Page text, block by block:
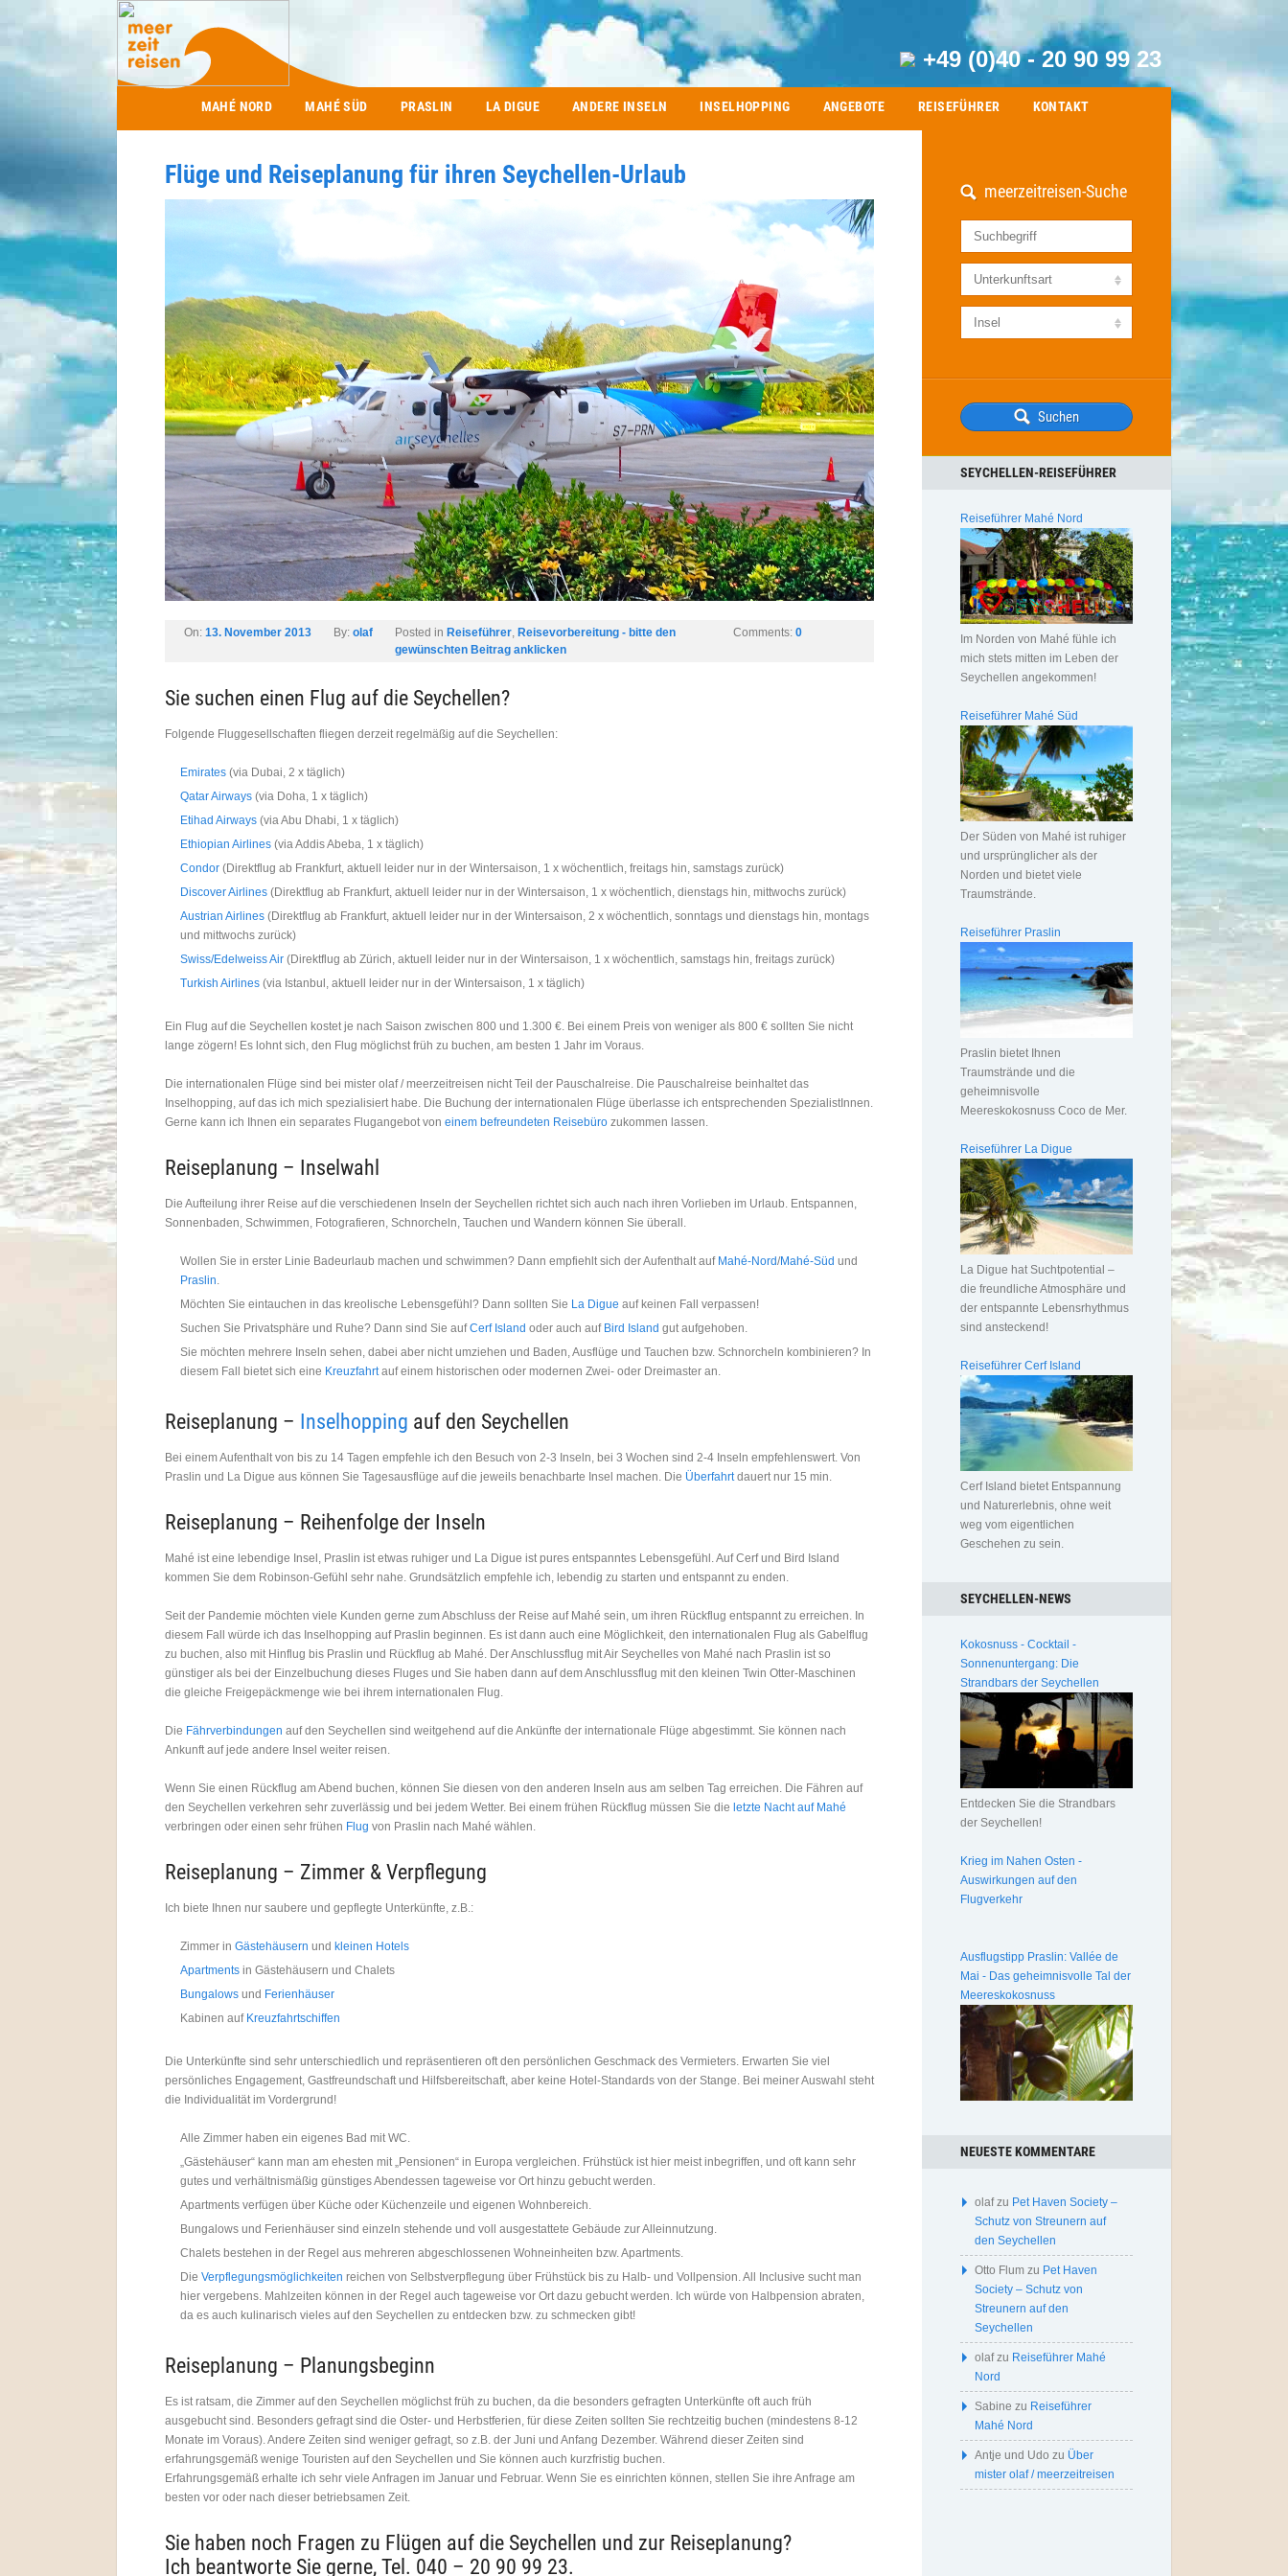
+49 (0)40 - 20 90 99 23
MAHÉ NORD MAHÉ SÜD PRASLIN LA DIGUE ANDERE INSELN INSELHOPPING ANGEBOTE REISEFÜHRER KONTAKT
Flüge und Reiseplanung für ihren Seychellen-Urlaub
On: 13. November 2013 By: olaf Posted in Reiseführer, Reisevorbereitung - bitte den
gewünschten Beitrag anklicken
Comments: 0
Sie suchen einen Flug auf die Seychellen?
Folgende Fluggesellschaften fliegen derzeit regelmäßig auf die Seychellen:
Emirates (via Dubai, 2 x täglich)
Qatar Airways (via Doha, 1 x täglich)
Etihad Airways (via Abu Dhabi, 1 x täglich)
Ethiopian Airlines (via Addis Abeba, 1 x täglich)
Condor (Direktflug ab Frankfurt, aktuell leider nur in der Wintersaison, 1 x wöchentlich, freitags hin, samstags zurück)
Discover Airlines (Direktflug ab Frankfurt, aktuell leider nur in der Wintersaison, 1 x wöchentlich, dienstags hin, mittwochs zurück)
Austrian Airlines (Direktflug ab Frankfurt, aktuell leider nur in der Wintersaison, 2 x wöchentlich, sonntags und dienstags hin, montags
und mittwochs zurück)
Swiss/Edelweiss Air (Direktflug ab Zürich, aktuell leider nur in der Wintersaison, 1 x wöchentlich, samstags hin, freitags zurück)
Turkish Airlines (via Istanbul, aktuell leider nur in der Wintersaison, 1 x täglich)
Ein Flug auf die Seychellen kostet je nach Saison zwischen 800 und 1.300 €. Bei einem Preis von weniger als 800 € sollten Sie nicht
lange zögern! Es lohnt sich, den Flug möglichst früh zu buchen, am besten 1 Jahr im Voraus.
Die internationalen Flüge sind bei mister olaf / meerzeitreisen nicht Teil der Pauschalreise. Die Pauschalreise beinhaltet das
Inselhopping, auf das ich mich spezialisiert habe. Die Buchung der internationalen Flüge überlasse ich entsprechenden SpezialistInnen.
Gerne kann ich Ihnen ein separates Flugangebot von einem befreundeten Reisebüro zukommen lassen.
Reiseplanung – Inselwahl
Die Aufteilung ihrer Reise auf die verschiedenen Inseln der Seychellen richtet sich auch nach ihren Vorlieben im Urlaub. Entspannen,
Sonnenbaden, Schwimmen, Fotografieren, Schnorcheln, Tauchen und Wandern können Sie überall.
Wollen Sie in erster Linie Badeurlaub machen und schwimmen? Dann empfiehlt sich der Aufenthalt auf Mahé-Nord/Mahé-Süd und
Praslin.
Möchten Sie eintauchen in das kreolische Lebensgefühl? Dann sollten Sie La Digue auf keinen Fall verpassen!
Suchen Sie Privatsphäre und Ruhe? Dann sind Sie aufCerf Island oder auch auf Bird Island gut aufgehoben.
Sie möchten mehrere Inseln sehen, dabei aber nicht umziehen und Baden, Ausflüge und Tauchen bzw. Schnorcheln kombinieren? In
diesem Fall bietet sich eine Kreuzfahrtauf einem historischen oder modernen Zwei- oder Dreimaster an.
Reiseplanung – Inselhopping auf den Seychellen
Bei einem Aufenthalt von bis zu 14 Tagen empfehle ich den Besuch von 2-3 Inseln, bei 3 Wochen sind 2-4 Inseln empfehlenswert. Von
Praslin und La Digue aus können Sie Tagesausflüge auf die jeweils benachbarte Insel machen. Die Überfahrtdauert nur 15 min.
Reiseplanung – Reihenfolge der Inseln
Mahé ist eine lebendige Insel, Praslin ist etwas ruhiger und La Digue ist pures entspanntes Lebensgefühl. Auf Cerf und Bird Island
kommen Sie dem Robinson-Gefühl sehr nahe. Grundsätzlich empfehle ich, lebendig zu starten und entspannt zu enden.
Seit der Pandemie möchten viele Kunden gerne zum Abschluss der Reise auf Mahé sein, um ihren Rückflug entspannt zu erreichen. In
diesem Fall würde ich das Inselhopping auf Praslin beginnen. Es ist dann auch eine Möglichkeit, den internationalen Flug als Gabelflug
zu buchen, also mit Hinflug bis Praslin und Rückflug ab Mahé. Der Anschlussflug mit Air Seychelles von Mahé nach Praslin ist so
günstiger als bei der Einzelbuchung dieses Fluges und Sie haben dann auf dem Anschlussflug mit den kleinen Twin Otter-Maschinen
die gleiche Freigepäckmenge wie bei ihrem internationalen Flug.
Die Fährverbindungen auf den Seychellen sind weitgehend auf die Ankünfte der internationale Flüge abgestimmt. Sie können nach
Ankunft auf jede andere Insel weiter reisen.
Wenn Sie einen Rückflug am Abend buchen, können Sie diesen von den anderen Inseln aus am selben Tag erreichen. Die Fähren auf
den Seychellen verkehren sehr zuverlässig und bei jedem Wetter. Bei einem frühen Rückflug müssen Sie die letzte Nacht auf Mahé
verbringen oder einen sehr frühen Flug von Praslin nach Mahé wählen.
Reiseplanung – Zimmer & Verpflegung
Ich biete Ihnen nur saubere und gepflegte Unterkünfte, z.B.:
Zimmer in Gästehäusern und kleinen Hotels
Apartments in Gästehäusern und Chalets
Bungalows und Ferienhäuser
Kabinen auf Kreuzfahrtschiffen
Die Unterkünfte sind sehr unterschiedlich und repräsentieren oft den persönlichen Geschmack des Vermieters. Erwarten Sie viel
persönliches Engagement, Gastfreundschaft und Hilfsbereitschaft, aber keine Hotel-Standards von der Stange. Bei meiner Auswahl steht
die Individualität im Vordergrund!
Alle Zimmer haben ein eigenes Bad mit WC.
„Gästehäuser“ kann man am ehesten mit „Pensionen“ in Europa vergleichen. Frühstück ist hier meist inbegriffen, und oft kann sehr
gutes und verhältnismäßig günstiges Abendessen tageweise vor Ort hinzu gebucht werden.
Apartments verfügen über Küche oder Küchenzeile und eigenen Wohnbereich.
Bungalows und Ferienhäuser sind einzeln stehende und voll ausgestattete Gebäude zur Alleinnutzung.
Chalets bestehen in der Regel aus mehreren abgeschlossenen Wohneinheiten bzw. Apartments.
Die Verpflegungsmöglichkeiten reichen von Selbstverpflegung über Frühstück bis zu Halb- und Vollpension. All Inclusive sucht man
hier vergebens. Mahlzeiten können in der Regel auch tageweise vor Ort dazu gebucht werden. Ich würde von Halbpension abraten,
da es auch kulinarisch vieles auf den Seychellen zu entdecken bzw. zu schmecken gibt!
Reiseplanung – Planungsbeginn
Es ist ratsam, die Zimmer auf den Seychellen möglichst früh zu buchen, da die besonders gefragten Unterkünfte oft auch früh
ausgebucht sind. Besonders gefragt sind die Oster- und Herbstferien, für diese Zeiten sollten Sie rechtzeitig buchen (mindestens 8-12
Monate im Voraus). Andere Zeiten sind weniger gefragt, so z.B. der Juni und Anfang Dezember. Während dieser Zeiten sind
erfahrungsgemäß wenige Touristen auf den Seychellen und Sie können auch kurzfristig buchen.
Erfahrungsgemäß erhalte ich sehr viele Anfragen im Januar und Februar. Wenn Sie es einrichten können, stellen Sie ihre Anfrage am
besten vor oder nach dieser betriebsamen Zeit.
Sie haben noch Fragen zu Flügen auf die Seychellen und zur Reiseplanung?
Ich beantworte Sie gerne, Tel. 040 – 20 90 99 23.
meerzeitreisen-Suche
SEYCHELLEN-REISEFÜHRER
Reiseführer Mahé Nord
Im Norden von Mahé fühle ich
mich stets mitten im Leben der
Seychellen angekommen!
Reiseführer Mahé Süd
Der Süden von Mahé ist ruhiger
und ursprünglicher als der
Norden und bietet viele
Traumstrände.
Reiseführer Praslin
Praslin bietet Ihnen
Traumstrände und die
geheimnisvolle
Meereskokosnuss Coco de Mer.
Reiseführer La Digue
La Digue hat Suchtpotential –
die freundliche Atmosphäre und
der entspannte Lebensrhythmus
sind ansteckend!
Reiseführer Cerf Island
Cerf Island bietet Entspannung
und Naturerlebnis, ohne weit
weg vom eigentlichen
Geschehen zu sein.
SEYCHELLEN-NEWS
Kokosnuss - Cocktail -
Sonnenuntergang: Die
Strandbars der Seychellen
Entdecken Sie die Strandbars
der Seychellen!
Krieg im Nahen Osten -
Auswirkungen auf den
Flugverkehr
Ausflugstipp Praslin: Vallée de
Mai - Das geheimnisvolle Tal der
Meereskokosnuss
NEUESTE KOMMENTARE
olafzu Pet Haven Society –
Schutz von Streunern auf
den Seychellen
Otto Flum zu Pet Haven
Society – Schutz von
Streunern auf den
Seychellen
olafzu Reiseführer Mahé
Nord
Sabine zu Reiseführer
Mahé Nord
Antje und Udo zu Über
mister olaf / meerzeitreisen